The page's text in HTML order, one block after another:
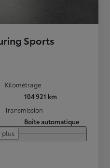
Sports
Kilométrage
104 921 km
Transmission
Boîte automatique
plus